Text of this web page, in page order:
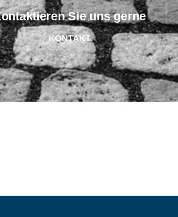
Sie uns gerne
KONTAKT